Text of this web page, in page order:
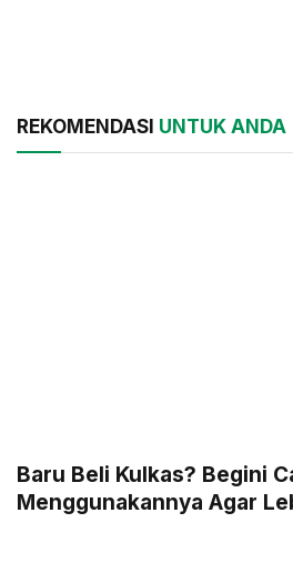
REKOMENDASI UNTUK ANDA
Baru Beli Kulkas? Begini
Menggunakannya Agar